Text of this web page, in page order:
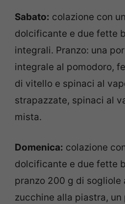
Sabato: colazione con
dolcificante e due fette
integrali. Pranzo: una
integrale al pomodoro,
di vitello e spinaci al
strapazzate, spinaci al
mista.
Domenica: colazione
dolcificante e due fette
pranzo 200 g di sogliole
zucchine alla piastra,